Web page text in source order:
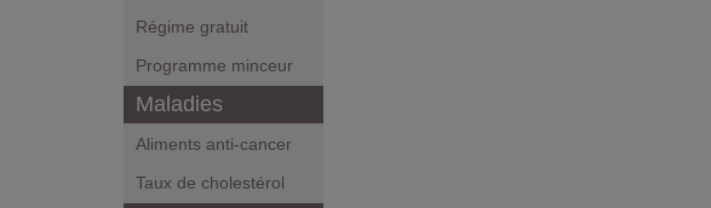
Régime gratuit
Programme minceur
Maladies
Aliments anti-cancer
Taux de cholestérol